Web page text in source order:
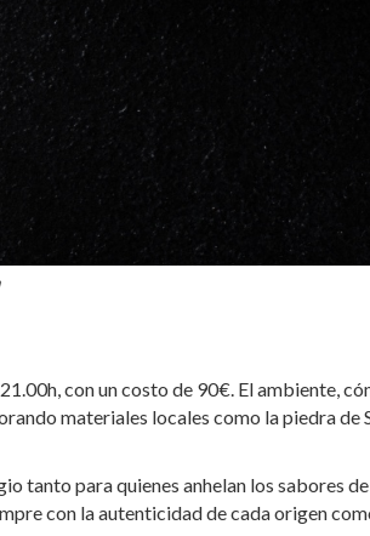
con un costo de 90€. El ambiente,
materiales locales como la piedra de
tanto para quienes anhelan los sabores
con la autenticidad de cada origen